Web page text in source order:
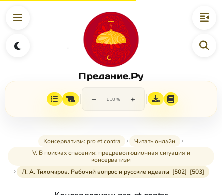
Предание.Ру
− 110% +
Консерватизм: pro et contra
Читать онлайн
V. В поисках спасения: предреволюционная ситуация и
консерватизм
Л. А. Тихомиров. Рабочий вопрос и русские идеалы [502] [503]